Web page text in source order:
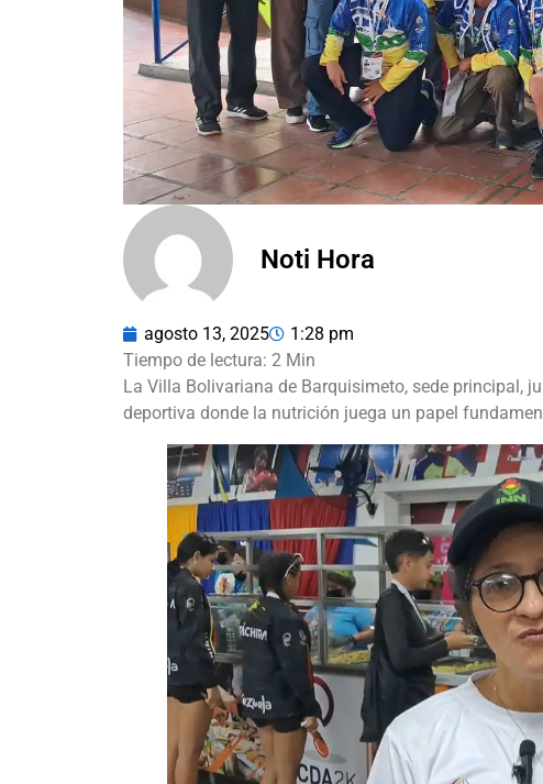
Noti Hora
agosto 13, 2025 1:28 pm
La Villa Bolivariana de Barquisimeto, sede principal,
deportiva donde la nutrición juega un papel